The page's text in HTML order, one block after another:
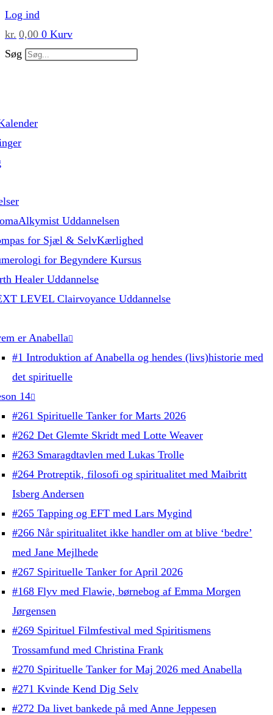
Skip
to
content
Log ind
kr. 0,00 0 Kurv
Søg
Uddannelsen
for Sjæl & SelvKærlighed
for Begyndere Kursus
Healer Uddannelse
LEVEL Clairvoyance Uddannelse
er Anabella
#1 Introduktion af Anabella og hendes (livs)historie med
det spirituelle
14
#261 Spirituelle Tanker for Marts 2026
#262 Det Glemte Skridt med Lotte Weaver
#263 Smaragdtavlen med Lukas Trolle
#264 Protreptik, filosofi og spiritualitet med Maibritt
Isberg Andersen
#265 Tapping og EFT med Lars Mygind
#266 Når spiritualitet ikke handler om at blive ‘bedre’
med Jane Mejlhede
#267 Spirituelle Tanker for April 2026
#168 Flyv med Flawie, børnebog af Emma Morgen
Jørgensen
#269 Spirituel Filmfestival med Spiritismens
Trossamfund med Christina Frank
#270 Spirituelle Tanker for Maj 2026 med Anabella
#271 Kvinde Kend Dig Selv
#272 Da livet bankede på med Anne Jeppesen